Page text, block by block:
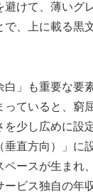
避けて、薄いグ
で、上に載る黒
白」も重要な要
っていると、窮
を少し広めに設
直方向）」に
ペースが生まれ
ービス独自の年